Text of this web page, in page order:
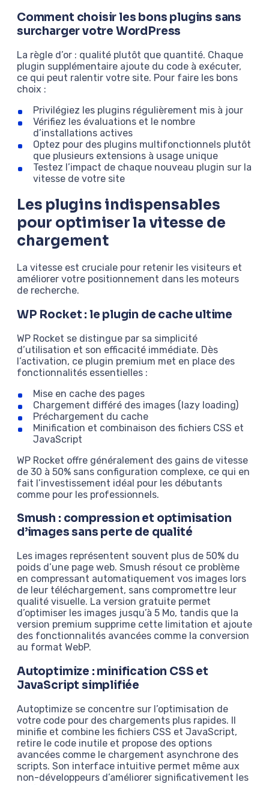
Comment choisir les bons plugins sans
surcharger votre WordPress
La règle d’or : qualité plutôt que quantité. Chaque
plugin supplémentaire ajoute du code à exécuter,
ce qui peut ralentir votre site. Pour faire les bons
choix :
Privilégiez les plugins régulièrement mis à jour
Vérifiez les évaluations et le nombre
d’installations actives
Optez pour des plugins multifonctionnels plutôt
que plusieurs extensions à usage unique
Testez l’impact de chaque nouveau plugin sur la
vitesse de votre site
Les plugins indispensables
pour optimiser la vitesse de
chargement
La vitesse est cruciale pour retenir les visiteurs et
améliorer votre positionnement dans les moteurs
de recherche.
WP Rocket : le plugin de cache ultime
WP Rocket se distingue par sa simplicité
d’utilisation et son efficacité immédiate. Dès
l’activation, ce plugin premium met en place des
fonctionnalités essentielles :
Mise en cache des pages
Chargement différé des images (lazy loading)
Préchargement du cache
Minification et combinaison des fichiers CSS et
JavaScript
WP Rocket offre généralement des gains de vitesse
de 30 à 50% sans configuration complexe, ce qui en
fait l’investissement idéal pour les débutants
comme pour les professionnels.
Smush : compression et optimisation
d’images sans perte de qualité
Les images représentent souvent plus de 50% du
poids d’une page web. Smush résout ce problème
en compressant automatiquement vos images lors
de leur téléchargement, sans compromettre leur
qualité visuelle. La version gratuite permet
d’optimiser les images jusqu’à 5 Mo, tandis que la
version premium supprime cette limitation et ajoute
des fonctionnalités avancées comme la conversion
au format WebP.
Autoptimize : minification CSS et
JavaScript simplifiée
Autoptimize se concentre sur l’optimisation de
votre code pour des chargements plus rapides. Il
minifie et combine les fichiers CSS et JavaScript,
retire le code inutile et propose des options
avancées comme le chargement asynchrone des
scripts. Son interface intuitive permet même aux
non-développeurs d’améliorer significativement les